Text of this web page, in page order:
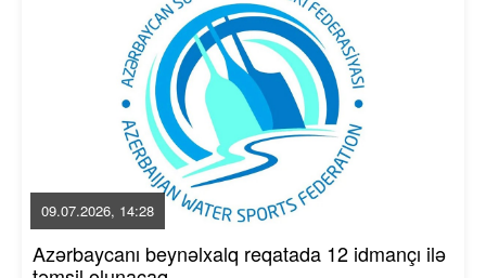
09.07.2026, 14:28
Azərbaycanı beynəlxalq reqatada 12 idmançı ilə